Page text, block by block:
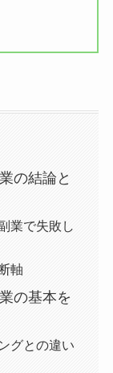
の結論と
業で失敗し
軸
の基本を
グとの違い